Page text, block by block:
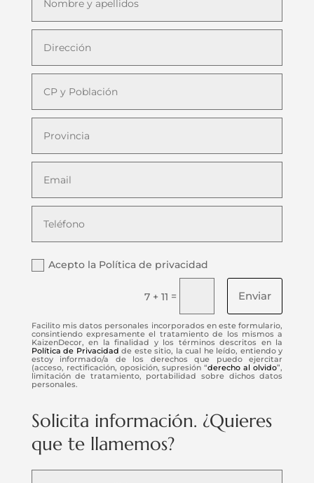
Acepto la Política de privacidad
7 + 11 = Enviar
Facilito mis datos personales incorporados en este formulario,
consintiendo expresamente el tratamiento de los mismos a
KaizenDecor, en la finalidad y los términos descritos en la
Política de Privacidad de este sitio, la cual he leído, entiendo y
estoy informado/a de los derechos que puedo ejercitar
(acceso, rectificación, oposición, supresión “derecho al olvido”,
limitación de tratamiento, portabilidad sobre dichos datos
personales.
Solicita información. ¿Quieres
que te llamemos?